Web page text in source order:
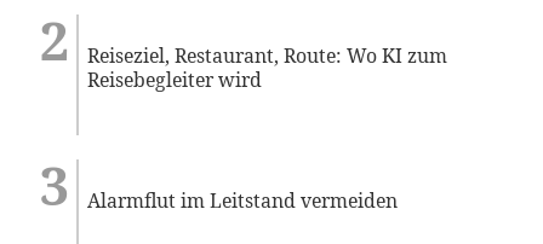
Reiseziel, Restaurant, Route: Wo KI zum
Reisebegleiter wird
Alarmflut im Leitstand vermeiden